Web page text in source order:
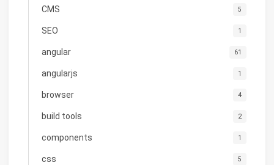
CMS 5
SEO 1
angular 61
angularjs 1
browser 4
build tools 2
components 1
css 5